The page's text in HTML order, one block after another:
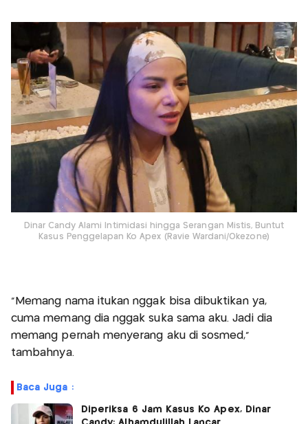
Dinar Candy Alami Intimidasi hingga Serangan Mistis, Buntut
Kasus Penggelapan Ko Apex (Ravie Wardani/Okezone)
"Memang nama itukan nggak bisa dibuktikan ya,
cuma memang dia nggak suka sama aku. Jadi dia
memang pernah menyerang aku di sosmed,"
tambahnya.
Baca Juga :
Diperiksa 6 Jam Kasus Ko Apex, Dinar